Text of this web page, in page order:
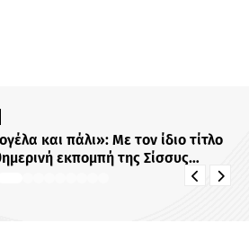
και πάλι»: Με τον ίδιο τίτλο
εκπομπή της Σίσσυς